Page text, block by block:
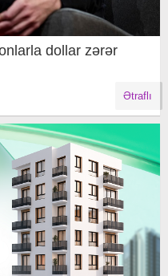
dollar zərər
Ətraflı